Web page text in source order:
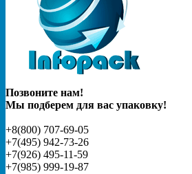
Позвоните нам!
Мы подберем для вас упаковку!
+8(800) 707-69-05
+7(495) 942-73-26
+7(926) 495-11-59
+7(985) 999-19-87